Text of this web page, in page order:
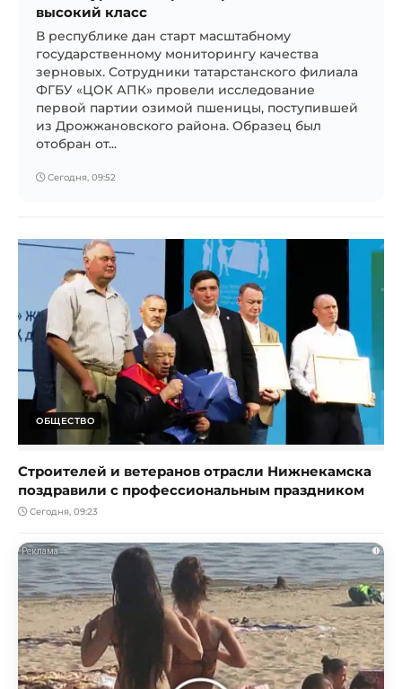
высокий класс
В республике дан старт масштабному
государственному мониторингу качества
зерновых. Сотрудники татарстанского филиала
ФГБУ «ЦОК АПК» провели исследование
первой партии озимой пшеницы, поступившей
из Дрожжановского района. Образец был
отобран от...
Сегодня, 09:52
ОБЩЕСТВО
Строителей и ветеранов отрасли Нижнекамска
поздравили с профессиональным праздником
Сегодня, 09:23
i